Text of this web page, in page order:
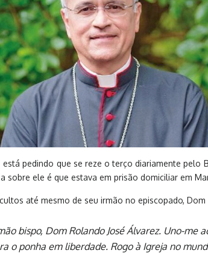
pedindo que se reze o terço diariamente pelo
sobre ele é que estava em prisão domiciliar em
até mesmo de seu irmão no episcopado, Dom
bispo, Dom Rolando José Álvarez. Uno-me
o ponha em liberdade. Rogo à Igreja no